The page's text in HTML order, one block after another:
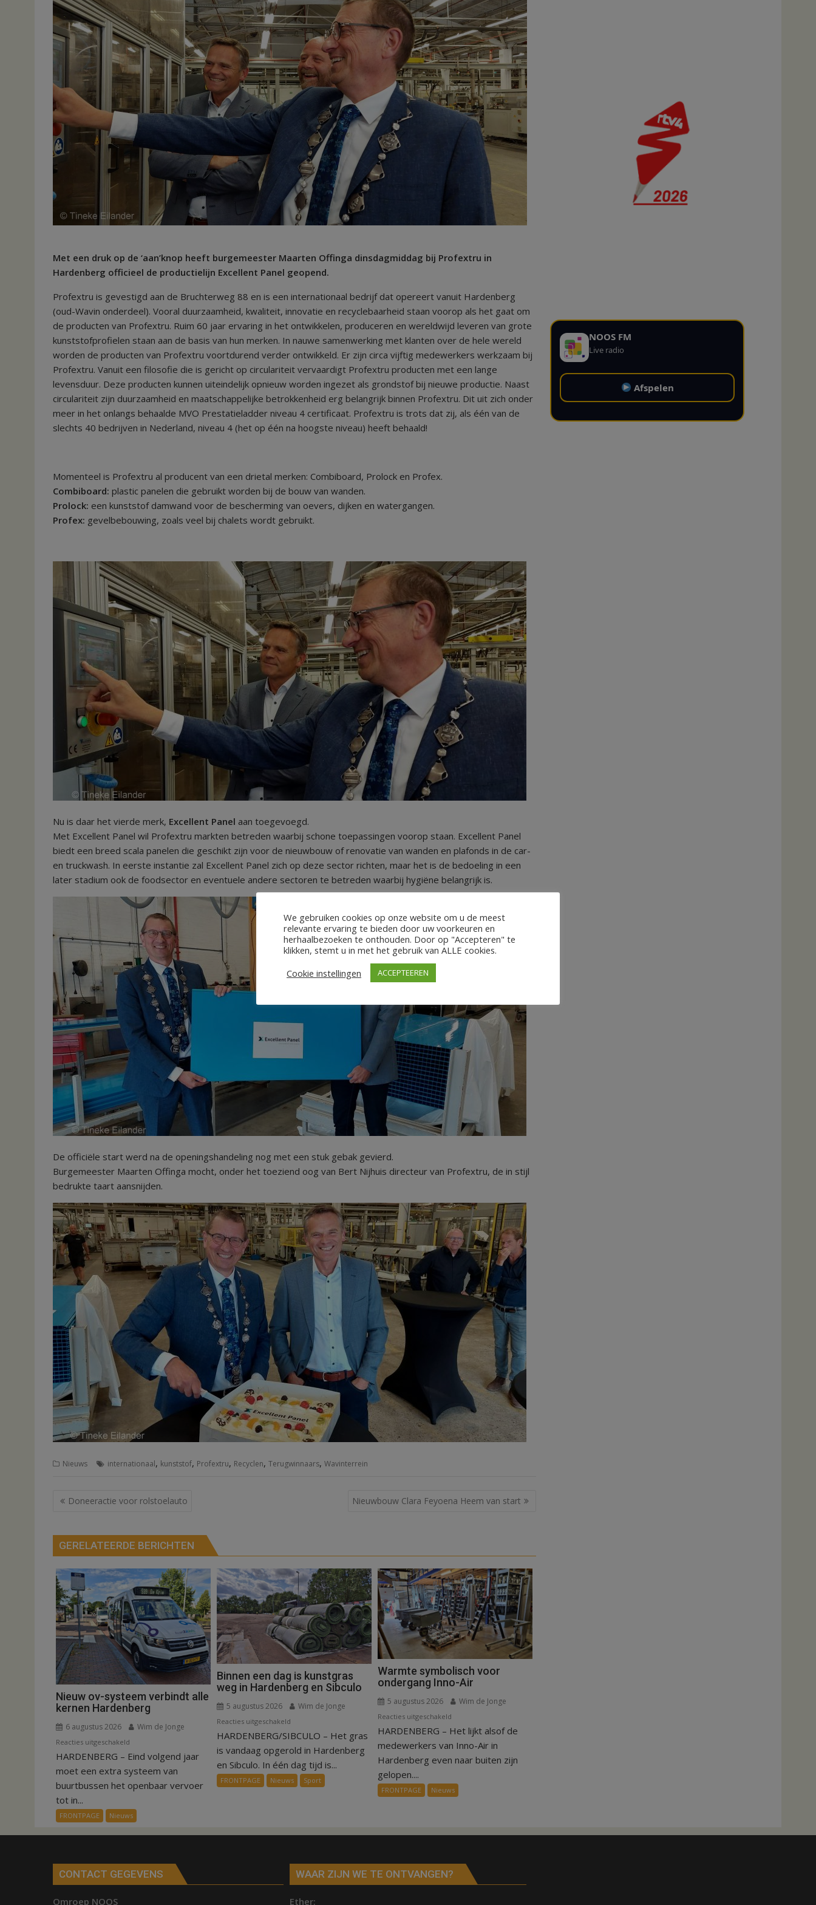
Met een druk op de ‘aan’knop heeft burgemeester Maarten Offinga dinsdagmiddag bij Profextru in
Hardenberg officieel de productielijn Excellent Panel geopend.
Profextru is gevestigd aan de Bruchterweg 88 en is een internationaal bedrijf dat opereert vanuit Hardenberg
(oud-Wavin onderdeel). Vooral duurzaamheid, kwaliteit, innovatie en recyclebaarheid staan voorop als het gaat om
de producten van Profextru. Ruim 60 jaar ervaring in het ontwikkelen, produceren en wereldwijd leveren van grote
kunststofprofielen staan aan de basis van hun merken. In nauwe samenwerking met klanten over de hele wereld
worden de producten van Profextru voortdurend verder ontwikkeld. Er zijn circa vijftig medewerkers werkzaam bij
Profextru. Vanuit een filosofie die is gericht op circulariteit vervaardigt Profextru producten met een lange
levensduur. Deze producten kunnen uiteindelijk opnieuw worden ingezet als grondstof bij nieuwe productie. Naast
circulariteit zijn duurzaamheid en maatschappelijke betrokkenheid erg belangrijk binnen Profextru. Dit uit zich onder
meer in het onlangs behaalde MVO Prestatieladder niveau 4 certificaat. Profextru is trots dat zij, als één van de
slechts 40 bedrijven in Nederland, niveau 4 (het op één na hoogste niveau) heeft behaald!
Momenteel is Profextru al producent van een drietal merken: Combiboard, Prolock en Profex.
Combiboard: plastic panelen die gebruikt worden bij de bouw van wanden.
Prolock: een kunststof damwand voor de bescherming van oevers, dijken en watergangen.
Profex: gevelbebouwing, zoals veel bij chalets wordt gebruikt.
Nu is daar het vierde merk, Excellent Panel aan toegevoegd.
Met Excellent Panel wil Profextru markten betreden waarbij schone toepassingen voorop staan. Excellent Panel
biedt een breed scala panelen die geschikt zijn voor de nieuwbouw of renovatie van wanden en plafonds in de car-
en truckwash. In eerste instantie zal Excellent Panel zich op deze sector richten, maar het is de bedoeling in een
later stadium ook de foodsector en eventuele andere sectoren te betreden waarbij hygiëne belangrijk is.
De officiële start werd na de openingshandeling nog met een stuk gebak gevierd.
Burgemeester Maarten Offinga mocht, onder het toeziend oog van Bert Nijhuis directeur van Profextru, de in stijl
bedrukte taart aansnijden.
Nieuws internationaal, kunststof, Profextru, Recyclen, Terugwinnaars, Wavinterrein
Bericht
Doneeractie voor rolstoelauto Nieuwbouw Clara Feyoena Heem van start
GERELATEERDE BERICHTEN
Nieuw ov-systeem verbindt alle
kernen Hardenberg
6 augustus 2026 Wim de Jonge
Reacties uitgeschakeld
Nieuw
ov-
systeem
alle
kernen
Hardenberg
HARDENBERG – Eind volgend jaar
moet een extra systeem van
buurtbussen het openbaar vervoer
tot in...
FRONTPAGE Nieuws
Binnen een dag is kunstgras
weg in Hardenberg en Sibculo
5 augustus 2026 Wim de Jonge
Reacties uitgeschakeld
Binnen
een
dag
is
kunstgras
HARDENBERG/SIBCULO – Het gras
is vandaag opgerold in Hardenberg
en Sibculo. In één dag tijd is...
FRONTPAGE Nieuws Sport
Warmte symbolisch voor
ondergang Inno-Air
5 augustus 2026 Wim de Jonge
Reacties uitgeschakeld
Warmte
symbolisch
Inno-
Air
HARDENBERG – Het lijkt alsof de
medewerkers van Inno-Air in
Hardenberg even naar buiten zijn
gelopen....
FRONTPAGE Nieuws
NOOS FM
Live radio
Afspelen
CONTACT GEGEVENS
Omroep NOOS
WAAR ZIJN WE TE ONTVANGEN?
Ether;
We gebruiken cookies op onze website om u de meest
relevante ervaring te bieden door uw voorkeuren en
herhaalbezoeken te onthouden. Door op "Accepteren" te
klikken, stemt u in met het gebruik van ALLE cookies.
Cookie instellingen
ACCEPTEEREN